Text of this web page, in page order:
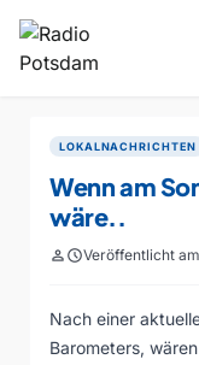
LOKALNACHRICHTEN
Wenn am
wäre..
personscheduleVeröffentlicht
Nach einer
Barometers,